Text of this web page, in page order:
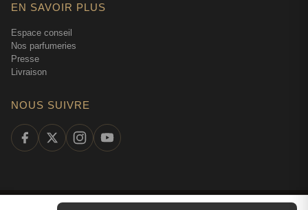
EN SAVOIR PLUS
Espace conseil
Nos parfumeries
Presse
Livraison
NOUS SUIVRE
Tendance Parfums —